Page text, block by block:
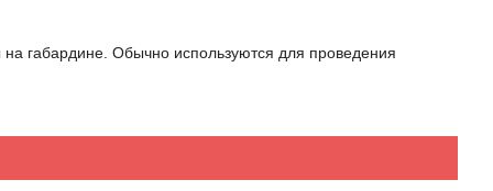
габардине. Обычно используются для проведения